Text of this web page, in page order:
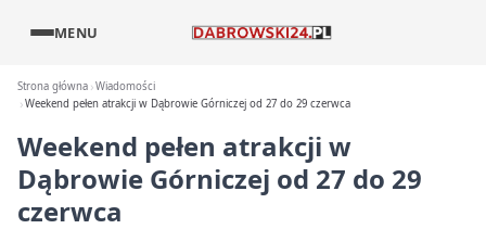
MENU
Strona główna Wiadomości
Weekend pełen atrakcji w Dąbrowie Górniczej od 27 do 29 czerwca
Weekend pełen atrakcji w
Dąbrowie Górniczej od 27 do 29
czerwca